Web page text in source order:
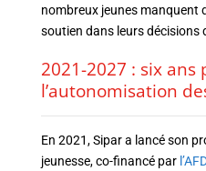
nombreux jeunes manquent
soutien dans leurs décisions
2021-2027 : six ans
l’autonomisation
En 2021, Sipar a lancé son
jeunesse, co-financé par l’AFD